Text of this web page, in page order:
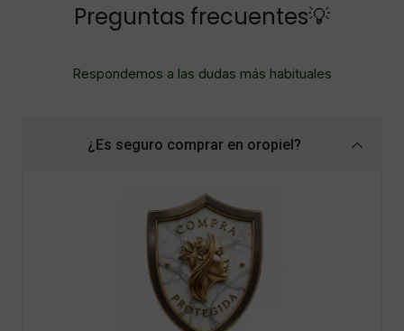
Preguntas frecuentes💡
Respondemos a las dudas más habituales
¿Es seguro comprar en oropiel?